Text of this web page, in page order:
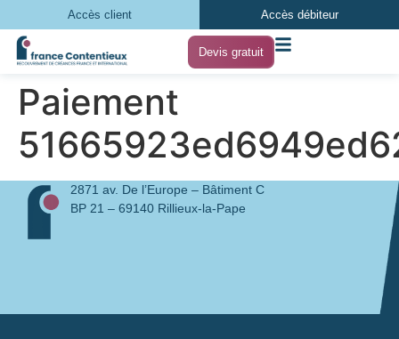
Accès client Accès débiteur
Devis gratuit
Paiement
2871 av. De l’Europe – Bâtiment C
BP 21 – 69140 Rillieux-la-Pape